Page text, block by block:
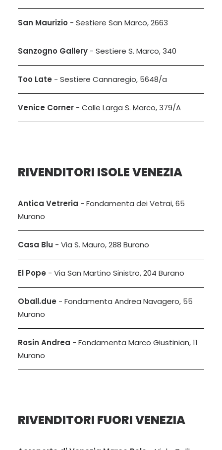
San Maurizio - Sestiere San Marco, 2663
Sanzogno Gallery - Sestiere S. Marco, 340
Too Late - Sestiere Cannaregio, 5648/a
Venice Corner - Calle Larga S. Marco, 379/A
RIVENDITORI ISOLE VENEZIA
Antica Vetreria - Fondamenta dei Vetrai, 65
Murano
Casa Blu - Via S. Mauro, 288 Burano
El Pope - Via San Martino Sinistro, 204 Burano
Oball.due - Fondamenta Andrea Navagero, 55
Murano
Rosin Andrea - Fondamenta Marco Giustinian, 11
Murano
RIVENDITORI FUORI VENEZIA